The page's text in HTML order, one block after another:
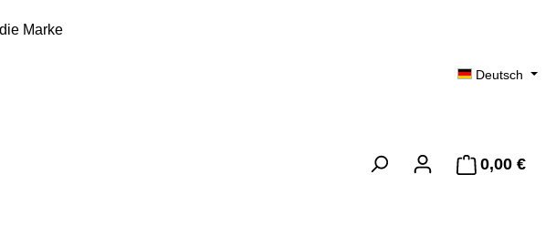
Marke
Deutsch
0,00 €